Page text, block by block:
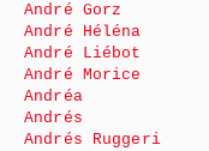
André Gorz
André Héléna
André Liébot
André Morice
Andréa
Andrés
Andrés Ruggeri